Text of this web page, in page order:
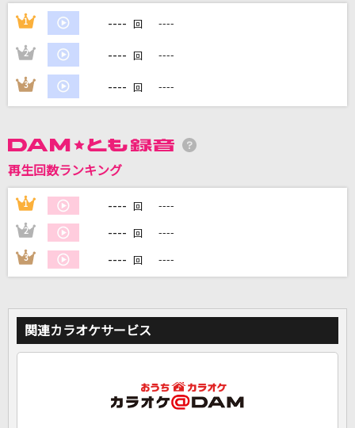
カラオケ最新情報をチェック！
1 ---- 回 ----
2 ---- 回 ----
3 ---- 回 ----
再生回数ランキング
1 ---- 回 ----
2 ---- 回 ----
3 ---- 回 ----
関連カラオケサービス